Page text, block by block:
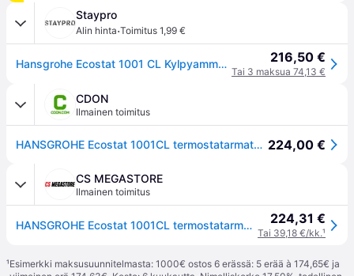
Staypro
Alin hinta·Toimitus 1,99 €
Hansgrohe Ecostat 1001 CL Kylpyammehana 150 c/c, Kylpyhuone 216,50 €
Tai 3 maksua 74,13 €
CDON
Ilmainen toimitus
HANSGROHE Ecostat 1001CL termostatarmatur med fast kartud, 1/2" bruserafgang ned og eksklusiv rosetter og tilgangsstykker 224,00 €
CS MEGASTORE
Ilmainen toimitus
HANSGROHE Ecostat 1001CL termostatarmatur med fast kartud, 1/2 bruserafgang ned og eksklusiv rosetter og tilgangsstykker 224,31 €
Tai 39,18 €/kk.¹
¹Esimerkki maksusuunnitelmasta: 1000€ ostos 6 erässä: 5 erää à 174,65€ ja